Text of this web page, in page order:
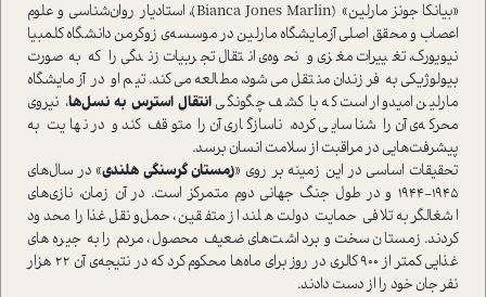
«بیانکا جونز مارلین» (Bianca Jones Marlin)، استادیار روان‌شناسی و علوم
اعصاب و محقق اصلی آزمایشگاه مارلین در موسسه‌ی زوکرمن دانشگاه کلمبیا
نیویورک، تغییرات مغزی و نحوه‌ی انتقال تجربیات زندگی را که به‌صورت
بیولوژیکی به فرزندان منتقل می‌شود، مطالعه می‌کند. تیم او در آزمایشگاه
مارلین امیدوار است که با کشف چگونگیانتقال استرس به نسل‌ها، نیروی
محرکه‌ی آن را شناسایی کرده، ناسازگاری آن را متوقف کند و در نهایت به
پیشرفت‌هایی در مراقبت از سلامت انسان برسد.
تحقیقات اساسی در این زمینه بر روی «زمستان گرسنگی هلندی» در سال‌های
۱۹۴5-۱۹۴4 و در طول جنگ جهانی دوم متمرکز است. در آن زمان، نازی‌های
اشغالگر به تلافی حمایت دولت هلند از متفقین، حمل‌و‌نقل غذا را محدود
کردند. زمستان سخت و برداشت‌های ضعیف محصول، مردم را به جیره‌های
غذایی کمتر از ۹۰۰ کالری در روز برای ماه‌ها محکوم کرد که در نتیجه‌ی آن ۲۲ هزار
نفر جان خود را از دست دادند.